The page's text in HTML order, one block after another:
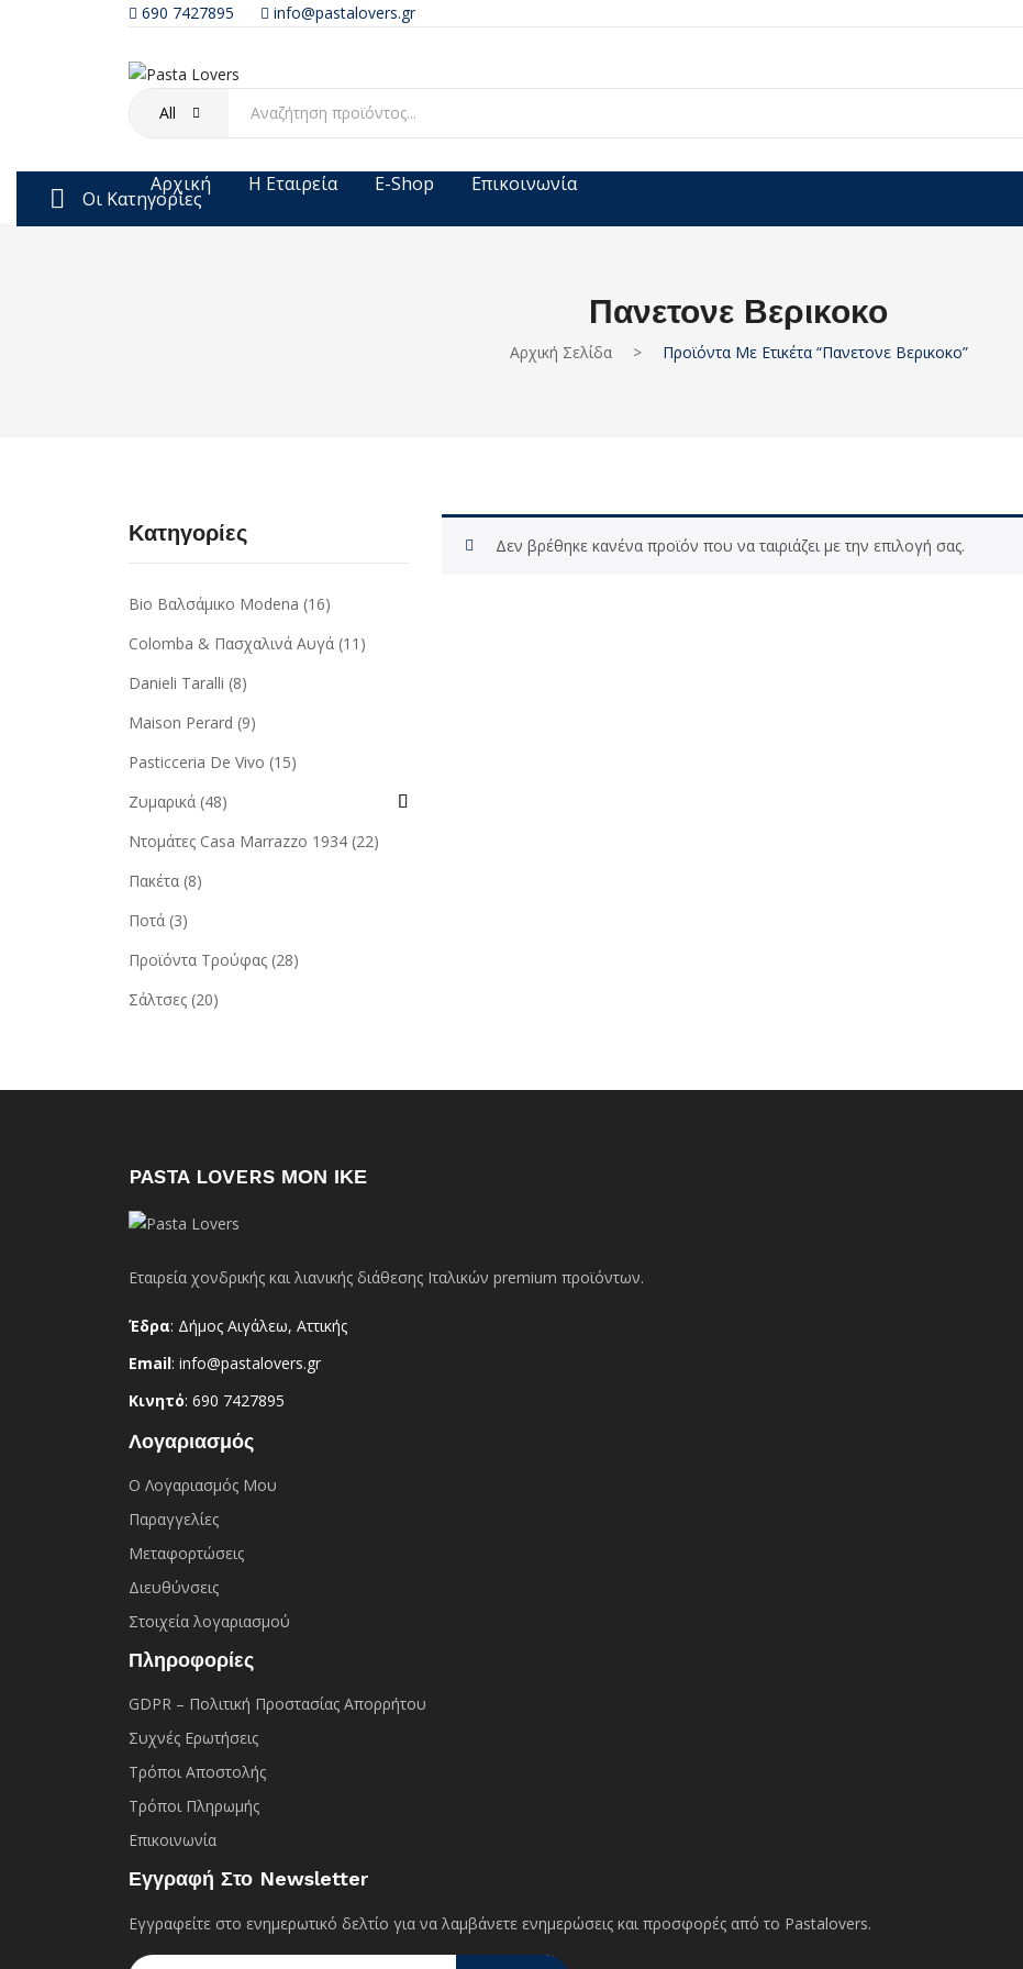
690 7427895 info@pastalovers.gr
All
Οι Κατηγορίες
Αρχική Η Εταιρεία E-Shop Επικοινωνία
Πανετονε Βερικοκο
Αρχική Σελίδα > Προϊόντα Με Ετικέτα “πανετονε Βερικοκο”
Δεν βρέθηκε κανένα προϊόν που να ταιριάζει με την επιλογή σας.
Κατηγορίες
Bio Βαλσάμικο Modena (16)
Colomba & Πασχαλινά Αυγά (11)
Danieli Taralli (8)
Maison Perard (9)
Pasticceria De Vivo (15)
Ζυμαρικά (48)
Ντομάτες Casa Marrazzo 1934 (22)
Πακέτα (8)
Ποτά (3)
Προϊόντα Τρούφας (28)
Σάλτσες (20)
PASTA LOVERS ΜΟΝ ΙΚΕ
Εταιρεία χονδρικής και λιανικής διάθεσης Ιταλικών premium προϊόντων.
Έδρα: Δήμος Αιγάλεω, Αττικής
Email: info@pastalovers.gr
Κινητό: 690 7427895
Λογαριασμός
Ο Λογαριασμός Μου
Παραγγελίες
Μεταφορτώσεις
Διευθύνσεις
Στοιχεία λογαριασμού
Πληροφορίες
GDPR – Πολιτική Προστασίας Απορρήτου
Συχνές Eρωτήσεις
Τρόποι Αποστολής
Τρόποι Πληρωμής
Επικοινωνία
Εγγραφή Στο Newsletter
Εγγραφείτε στο ενημερωτικό δελτίο για να λαμβάνετε ενημερώσεις και προσφορές από το Pastalovers.